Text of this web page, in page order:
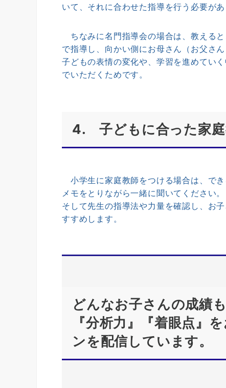
いて、それに合わせた指導を行う必要があ
ちなみに名門指導会の場合は、教える
で指導し、向かい側にお母さん（お父さ
子どもの表情の変化や、学習を進めてい
でいただくためです。
4. 子どもに合った家庭
小学生に家庭教師をつける場合は、で
メモをとりながら一緒に聞いてください。
そして先生の指導法や力量を確認し、お
すすめします。
どんなお子さんの成績
『分析力』『着眼点』
ンを配信しています。